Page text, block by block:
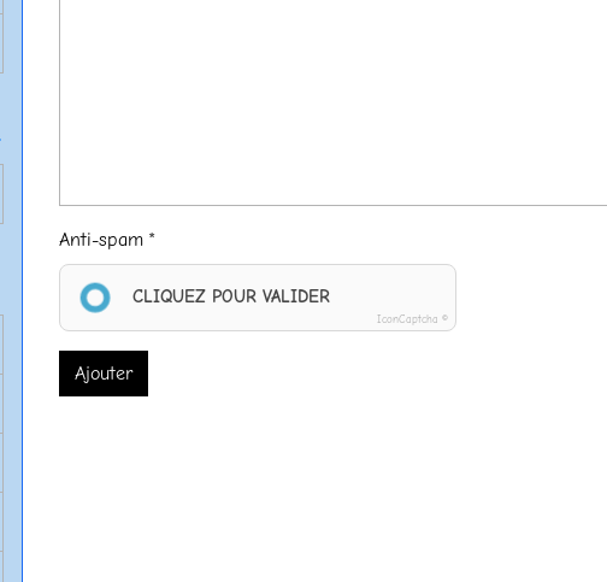
Anti-spam
CLIQUEZ POUR VALIDER
IconCaptcha ©
Ajouter